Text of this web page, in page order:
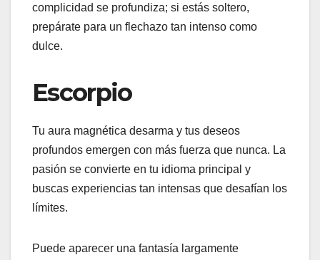
complicidad se profundiza; si estás soltero,
prepárate para un flechazo tan intenso como
dulce.
Escorpio
Tu aura magnética desarma y tus deseos
profundos emergen con más fuerza que nunca. La
pasión se convierte en tu idioma principal y
buscas experiencias tan intensas que desafían los
límites.
Puede aparecer una fantasía largamente